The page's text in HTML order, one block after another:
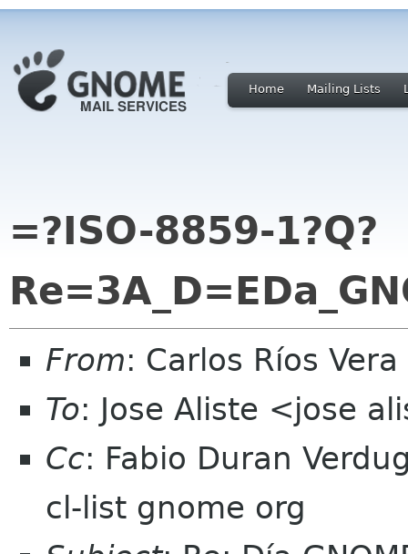
Home Mailing Lists
=?ISO-8859-1?Q?
From: Carlos Ríos
To: Jose Aliste <jose
Cc: Fabio Duran
cl-list gnome org